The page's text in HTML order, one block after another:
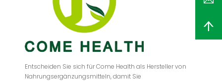
Entscheiden Sie sich für Come Health als Hersteller von
Nahrungsergänzungsmitteln, damit Sie